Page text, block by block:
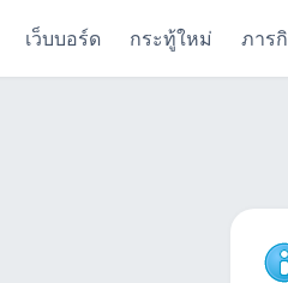
เว็บบอร์ด กระทู้ใหม่ ภาร